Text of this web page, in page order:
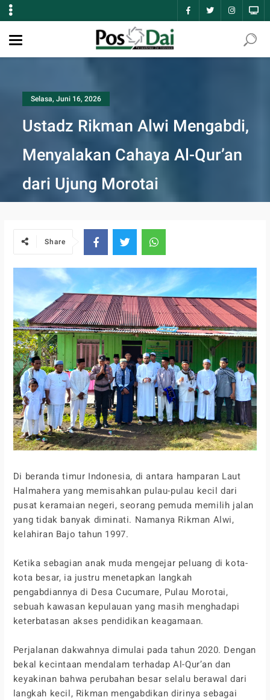
Selasa, Juni 16, 2026
Ustadz Rikman Alwi Mengabdi,
Menyalakan Cahaya Al-Qur’an
dari Ujung Morotai
Share
Di beranda timur Indonesia, di antara hamparan Laut
Halmahera yang memisahkan pulau-pulau kecil dari
pusat keramaian negeri, seorang pemuda memilih jalan
yang tidak banyak diminati. Namanya Rikman Alwi,
kelahiran Bajo tahun 1997.
Ketika sebagian anak muda mengejar peluang di kota-
kota besar, ia justru menetapkan langkah
pengabdiannya di Desa Cucumare, Pulau Morotai,
sebuah kawasan kepulauan yang masih menghadapi
keterbatasan akses pendidikan keagamaan.
Perjalanan dakwahnya dimulai pada tahun 2020. Dengan
bekal kecintaan mendalam terhadap Al-Qur’an dan
keyakinan bahwa perubahan besar selalu berawal dari
langkah kecil, Rikman mengabdikan dirinya sebagai